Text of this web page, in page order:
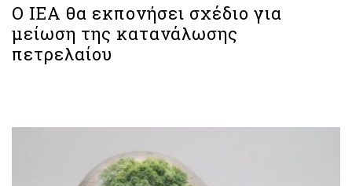
Ο IEA θα εκπονήσει σχέδιο για
μείωση της κατανάλωσης
πετρελαίου